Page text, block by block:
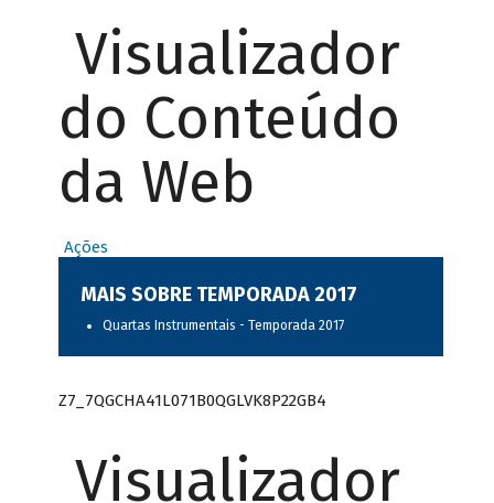
Visualizador
do Conteúdo
da Web
Ações
MAIS SOBRE TEMPORADA 2017
Quartas Instrumentais - Temporada 2017
Z7_7QGCHA41L071B0QGLVK8P22GB4
Visualizador